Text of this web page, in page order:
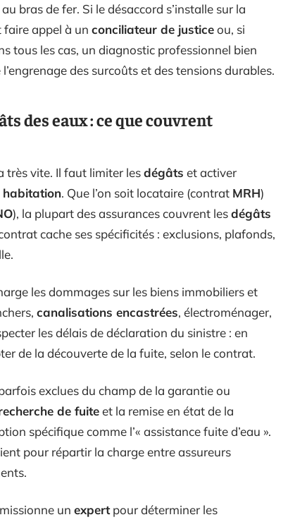
bras de fer. Si le désaccord s’installe sur la
appel à un conciliateur de justiceou, si
tous les cas, un diagnostic professionnel bien
des surcoûts et des tensions durables.
des eaux : ce que couvrent
très vite. Il faut limiter lesdégâts et activer
habitation. Que l’on soit locataire (contrat MRH)
), la plupart des assurances couvrent lesdégâts
cache ses spécificités : exclusions, plafonds,
les dommages sur les biens immobiliers et
canalisations encastrées, électroménager,
les délais de déclaration du sinistre : en
de la découverte de la fuite, selon le contrat.
exclues du champ de la garantie ou
de fuiteet la remise en état de la
spécifique comme l’« assistance fuite d’eau ».
pour répartir la charge entre assureurs
un expertpour déterminer les